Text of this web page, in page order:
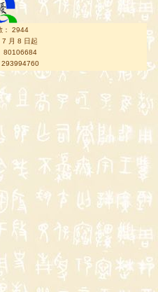
： 2944
7 月 8 日起
80106684
293994760